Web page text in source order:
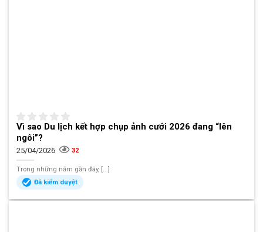
Vì sao Du lịch kết hợp chụp ảnh cưới 2026 đang “lên
ngôi”?
25/04/2026 32
Trong những năm gần đây, [...]
Đã kiểm duyệt